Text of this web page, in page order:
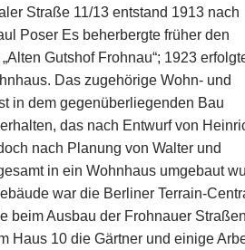
Straße 11/13 entstand 1913 nach
Poser Es beherbergte früher den
Gutshof Frohnau“; 1923
Das zugehörige Wohn- und
in dem gegenüberliegenden Bau
das nach Entwurf von
nach Planung von Walter und
in ein Wohnhaus umgebaut
war die Berliner Terrain-
beim Ausbau der Frohnauer
Haus 10 die Gärtner und einige